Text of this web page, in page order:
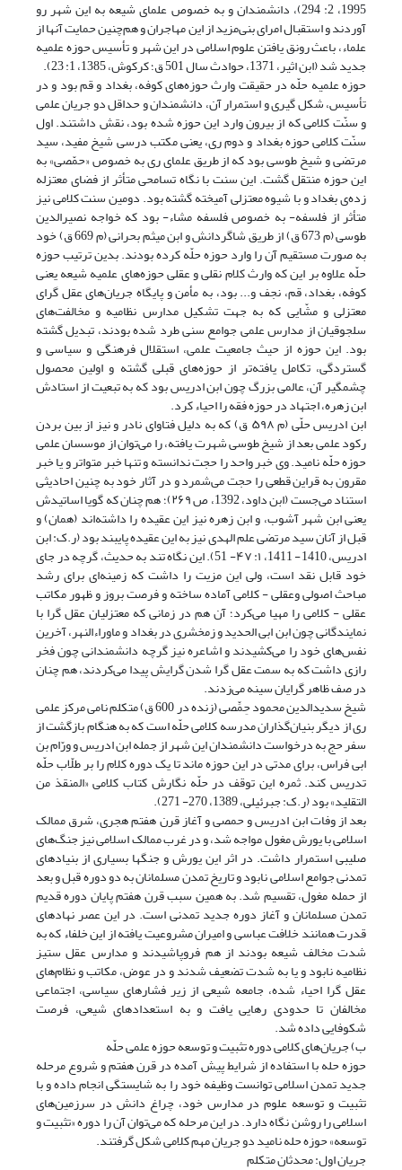
1995، 2: 294)، دانشمندان و به خصوص علمای شیعه به این شهر رو
آوردند و استقبال امرای بنی‌مزید از این مهاجران و هم‌چنین حمایت آنها از
علماء، باعث رونق یافتن علوم اسلامی در این شهر و تأسیس حوزه علمیه
جدید شد (ابن اثیر، 1371، حوادث سال 501 ق؛ کرکوش، 1385، 1: 23).
حوزه علمیه حلّه در حقیقت وارث حوزه‌های کوفه، بغداد و قم بود و در
تأسیس، شکل گیری و استمرار آن، دانشمندان و حداقل دو جریان علمی
و سنّت کلامی که از بیرون وارد این حوزه شده بود، نقش داشتند. اول
سنّت کلامی حوزه بغداد و دوم ری، یعنی مکتب درسی شیخ مفید، سید
مرتضی و شیخ طوسی بود که از طریق علمای ری به خصوص «حمّصی» به
این حوزه منتقل گشت. این سنت با نگاه تسامحی متأثر از فضای معتزله
زده‌ی بغداد و با شیوه معتزلی آمیخته گشته بود. دومین سنت کلامی نیز
متأثر از فلسفه- به خصوص فلسفه مشاء- بود که خواجه نصیرالدین
طوسی (م 673 ق) از طریق شاگردانش و ابن میثم بحرانی (م 669 ق) خود
به صورت مستقیم آن را وارد حوزه حلّه کرده بودند. بدین ترتیب حوزه
حلّه علاوه بر این که وارث کلام نقلی و عقلی حوزه‌های علمیه شیعه یعنی
کوفه، بغداد، قم، نجف و... بود، به مأمن و پایگاه جریان‌های عقل گرای
معتزلی و مشّایی که به جهت تشکیل مدارس نظامیه و مخالفت‌های
سلجوقیان از مدارس علمی جوامع سنی طرد شده بودند، تبدیل گشته
بود. این حوزه از حیث جامعیت علمی، استقلال فرهنگی و سیاسی و
گستردگی، تکامل یافته‌تر از حوزه‌های قبلی گشته و اولین محصول
چشمگیر آن، عالمی بزرگ چون ابن ادریس بود که به تبعیت از استادش
ابن زهره، اجتهاد در حوزه فقه را احیاء کرد.
ابن ادریس حلّی (م ۵۹۸ ق) که به دلیل فتاوای نادر و نیز از بین بردن
رکود علمی بعد از شیخ طوسی شهرت یافته، را می‌توان از موسسان علمی
حوزه حلّه نامید. وی خبر واحد را حجت ندانسته و تنها خبر متواتر و یا خبر
مقرون به قراین قطعی را حجت می‌شمرد و در آثار خود به چنین احادیثی
استناد می‌جست (ابن داود، 1392، ص ۲۶۹)؛ هم چنان که گویا اساتیدش
یعنی ابن شهر آشوب، و ابن زهره نیز این عقیده را داشته‌اند (همان) و
قبل از آنان سید مرتضی علم الهدی نیز به این عقیده پایبند بود (ر.ک: ابن
ادریس، 1410- 1411، ۱: ۴۷- 51). این نگاه تند به حدیث، گرچه در جای
خود قابل نقد است، ولی این مزیت را داشت که زمینه‌ای برای رشد
مباحث اصولی وعقلی - کلامی آماده ساخته و فرصت بروز و ظهور مکاتب
عقلی - کلامی را مهیا می‌کرد؛ آن هم در زمانی که معتزلیان عقل گرا با
نمایندگانی چون ابن ابی الحدید و زمخشری در بغداد و ماوراءالنهر، آخرین
نفس‌های خود را می‌کشیدند و اشاعره نیز گرچه دانشمندانی چون فخر
رازی داشت که به سمت عقل گرا شدن گرایش پیدا می‌کردند، هم چنان
در صف ظاهر گرایان سینه می‌زدند.
شیخ سدیدالدین محمود حِمِّصی (زنده در 600 ق) متکلم نامی مرکز علمی
ری از دیگر بنیان‌گذاران مدرسه کلامی حلّه است که به هنگام بازگشت از
سفر حج به درخواست دانشمندان این شهر از جمله ابن ادریس و ورّام بن
ابی فراس، برای مدتی در این حوزه ماند تا یک دوره کلام را بر طلّاب حلّه
تدریس کند. ثمره این توقف در حلّه نگارش کتاب کلامی «المنقذ من
التقلید» بود (ر.ک: جبرئیلی، 1389، 270- 271).
بعد از وفات ابن ادریس و حمصی و آغاز قرن هفتم هجری، شرق ممالک
اسلامی با یورش مغول مواجه شد، و در غرب ممالک اسلامی نیز جنگ‌های
صلیبی استمرار داشت. در اثر این یورش و جنگ‎ها بسیاری از بنیادهای
تمدنی جوامع اسلامی نابود و تاریخ تمدن مسلمانان به دو دوره قبل و بعد
از حمله مغول، تقسیم شد. به همین سبب قرن هفتم پایان دوره قدیم
تمدن مسلمانان و آغاز دوره جدید تمدنی است. در این عصر نهادهای
قدرت همانند خلافت عباسی و امیران مشروعیت یافته از این خلفاء که به
شدت مخالف شیعه بودند از هم فروپاشیدند و مدارس عقل ستیز
نظامیه نابود و یا به شدت تضعیف شدند و در عوض، مکاتب و نظام‌های
عقل گرا احیاء شده، جامعه شیعی از زیر فشارهای سیاسی، اجتماعی
مخالفان تا حدودی رهایی یافت و به استعداد‌های شیعی، فرصت
شکوفایی داده شد.
ب) جریان‌های کلامی دوره تثبیت و توسعه حوزه علمی حلّه
حوزه حله با استفاده از شرایط پیش آمده در قرن هفتم و شروع مرحله
جدید تمدن اسلامی توانست وظیفه خود را به شایستگی انجام داده و با
تثبیت و توسعه علوم در مدارس خود، چراغ دانش در سرزمین‌های
اسلامی را روشن نگاه دارد. در این مرحله که می‌توان آن را دوره «تثبیت و
توسعه» حوزه حله نامید دو جریان مهم کلامی شکل گرفتند.
جریان اول: محدثان متکلم